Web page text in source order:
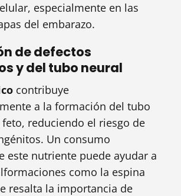
especialmente en las
del embarazo.
de defectos
y del tubo neural
contribuye
a la formación del tubo
reduciendo el riesgo de
Un consumo
este nutriente puede ayudar a
como la espina
resalta la importancia de